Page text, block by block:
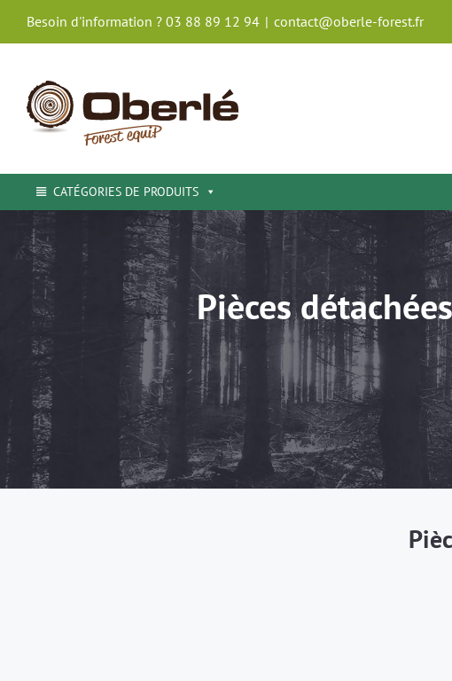
Besoin d'information ? 03 88 89 12 94 | contact@oberle-forest.fr
CATÉGORIES DE PRODUITS
Pièces